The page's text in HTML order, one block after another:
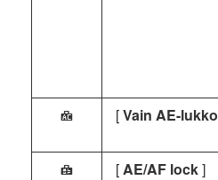
C [Vain AE-lukko
B [AE/AF lock]